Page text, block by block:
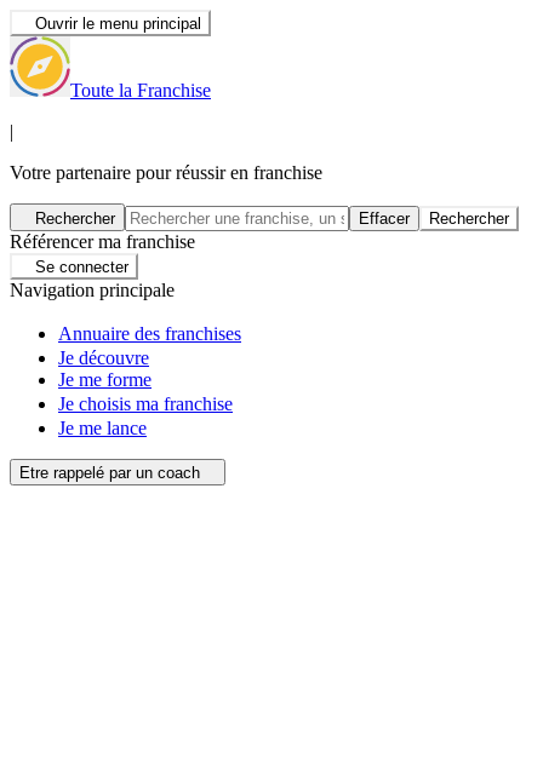
Ouvrir le menu principal
Toute la Franchise
|
Votre partenaire pour réussir en franchise
Rechercher Effacer Rechercher
Référencer ma franchise
Se connecter
Navigation principale
Annuaire des franchises
Je découvre
Je me forme
Je choisis ma franchise
Je me lance
Etre rappelé par un coach